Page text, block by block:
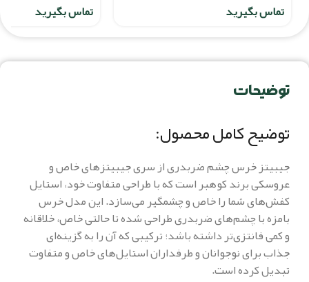
تماس بگیرید
تماس بگیرید
توضیحات
توضیح کامل محصول:
جیبیتز خرس چشم ضربدری از سری جیبیتزهای خاص و
عروسکی برند کوهبر است که با طراحی متفاوت خود، استایل
کفش‌های شما را خاص و چشمگیر می‌سازد. این مدل خرس
بامزه با چشم‌های ضربدری طراحی شده تا حالتی خاص، خلاقانه
و کمی فانتزی‌تر داشته باشد؛ ترکیبی که آن را به گزینه‌ای
جذاب برای نوجوانان و طرفداران استایل‌های خاص و متفاوت
تبدیل کرده است.